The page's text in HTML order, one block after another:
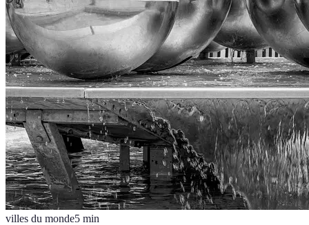
villes du monde5 min